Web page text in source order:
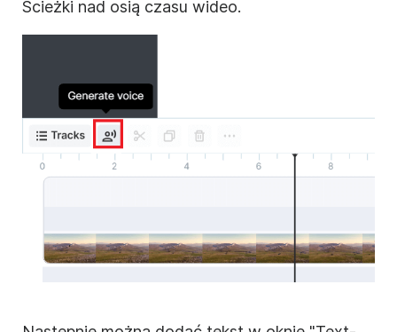
Ścieżki nad osią czasu wideo.